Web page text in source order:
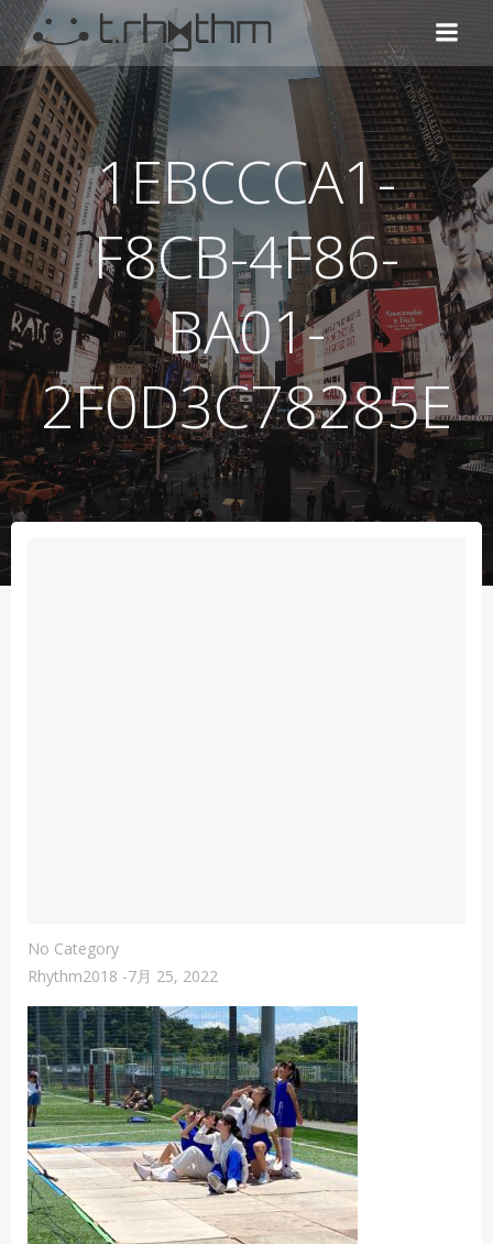
ン
テ
ス
キ
プ
1EBCCCA1-
F8CB-4F86-
BA01-
2F0D3C78285E
No Category
Rhythm2018 -7月 25, 2022